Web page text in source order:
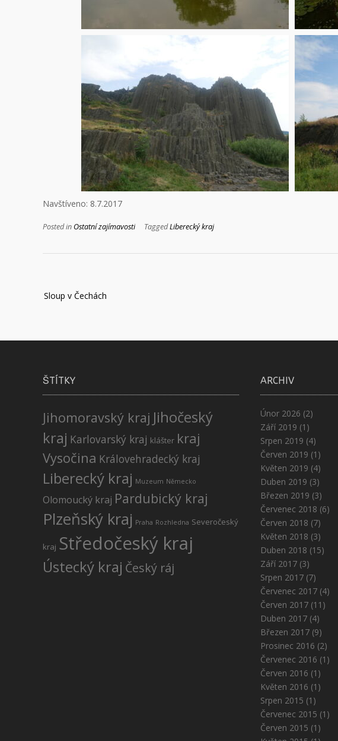
Navštíveno: 8.7.2017
Posted in Ostatní zajímavosti TaggedLiberecký kraj
pro
Sloup v Čechách
ŠTÍTKY
Jihomoravský kraj Jihočeský
kraj Karlovarský kraj klášter kraj
Vysočina Královehradecký kraj
Liberecký kraj Muzeum Německo
Olomoucký kraj Pardubický kraj
Plzeňský kraj Praha Rozhledna Severočeský
kraj Středočeský kraj
Ústecký kraj Český ráj
ARCHIV
Únor 2026 (2)
Září 2019 (1)
Srpen 2019 (4)
Červen 2019 (1)
Květen 2019 (4)
Duben 2019 (3)
Březen 2019 (3)
Červenec 2018 (6)
Červen 2018 (7)
Květen 2018 (3)
Duben 2018 (15)
Září 2017 (3)
Srpen 2017 (7)
Červenec 2017 (4)
Červen 2017 (11)
Duben 2017 (4)
Březen 2017 (9)
Prosinec 2016 (2)
Červenec 2016 (1)
Červen 2016 (1)
Květen 2016 (1)
Srpen 2015 (1)
Červenec 2015 (1)
Červen 2015 (1)